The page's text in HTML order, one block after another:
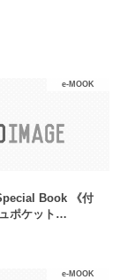
e-MOOK
Book 《付
ポケット…
e-MOOK